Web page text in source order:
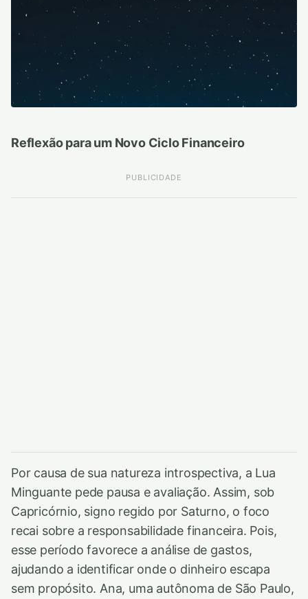
Reflexão para um Novo Ciclo Financeiro
PUBLICIDADE
Por causa de sua natureza introspectiva, a Lua
Minguante pede pausa e avaliação. Assim, sob
Capricórnio, signo regido por Saturno, o foco
recai sobre a responsabilidade financeira. Pois,
esse período favorece a análise de gastos,
ajudando a identificar onde o dinheiro escapa
sem propósito. Ana, uma autônoma de São Paulo,